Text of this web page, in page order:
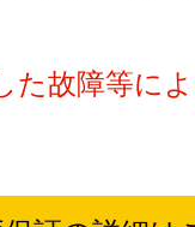
た故障等に